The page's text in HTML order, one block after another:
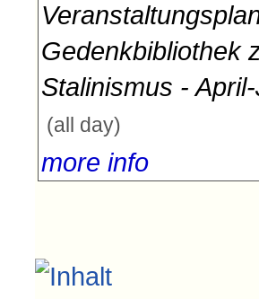
Gedenkbibliothek
Stalinismus -
(all day)
more info